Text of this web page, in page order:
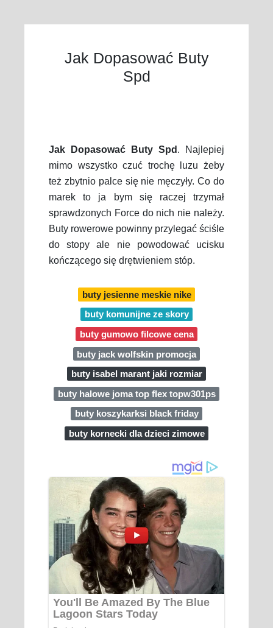
Jak Dopasować Buty
Spd
Jak Dopasować Buty Spd . Najlepiej
mimo wszystko czuć trochę luzu żeby
też zbytnio palce się nie męczyły. Co do
marek to ja bym się raczej trzymał
sprawdzonych Force do nich nie należy.
Buty rowerowe powinny przylegać ściśle
do stopy ale nie powodować ucisku
kończącego się drętwieniem stóp.
buty jesienne meskie nike
buty komunijne ze skory
buty gumowo filcowe cena
buty jack wolfskin promocja
buty isabel marant jaki rozmiar
buty halowe joma top flex topw301ps
buty koszykarksi black friday
buty kornecki dla dzieci zimowe